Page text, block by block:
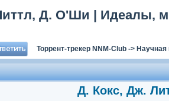
Д. О'Ши | Идеалы,
Торрент-трекер NNM-Club-> Научная
Д. Кокс, Дж.